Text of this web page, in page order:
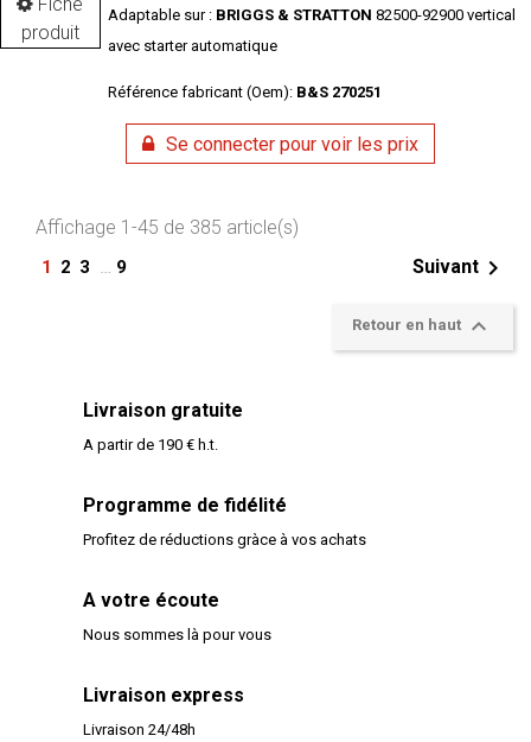
produit
Adaptable sur : BRIGGS & STRATTON 82500-92900 vertical
avec starter automatique
Référence fabricant (Oem): B&S 270251
Se connecter pour voir les prix
Affichage 1-45 de 385 article(s)
1 2 3 … 9 Suivant 
Retour en haut 
Livraison gratuite
A partir de 190 € h.t.
Programme de fidélité
Profitez de réductions gràce à vos achats
A votre écoute
Nous sommes là pour vous
Livraison express
Livraison 24/48h